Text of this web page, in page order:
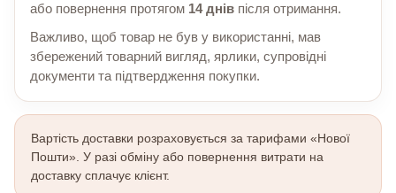
або повернення протягом 14 днів після отримання.
Важливо, щоб товар не був у використанні, мав
збережений товарний вигляд, ярлики, супровідні
документи та підтвердження покупки.
Вартість доставки розраховується за тарифами «Нової
Пошти». У разі обміну або повернення витрати на
доставку сплачує клієнт.